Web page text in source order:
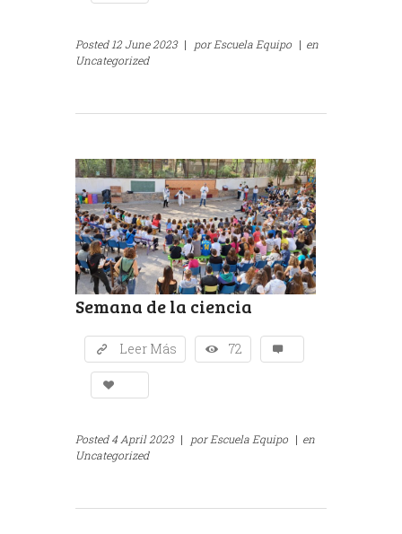
Posted 12 June 2023 | porEscuela Equipo | en
Uncategorized
Semana de la ciencia
Leer Más 72
Posted4 April 2023 | porEscuela Equipo | en
Uncategorized